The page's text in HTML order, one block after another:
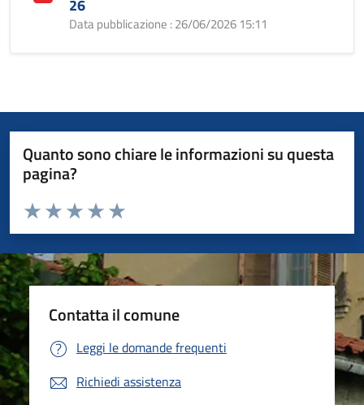
26
Data pubblicazione : 26/06/2026 15:11
Quanto sono chiare le informazioni su questa
pagina?
Valuta da 1 a 5 stelle la pagina
Valuta 5 stelle su 5
Valuta 4 stelle su 5
Valuta 3 stelle su 5
Valuta 2 stelle su 5
Valuta 1 stelle su 5
Contatta il comune
Leggi le domande frequenti
Richiedi assistenza